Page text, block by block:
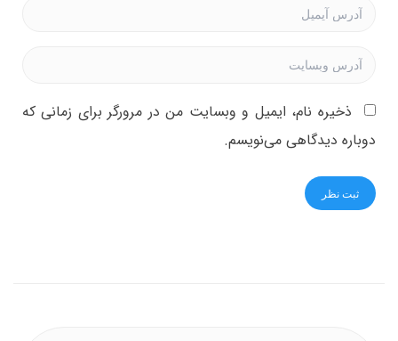
ذخیره نام، ایمیل و وبسایت من در مرورگر برای زمانی که
دوباره دیدگاهی می‌نویسم.